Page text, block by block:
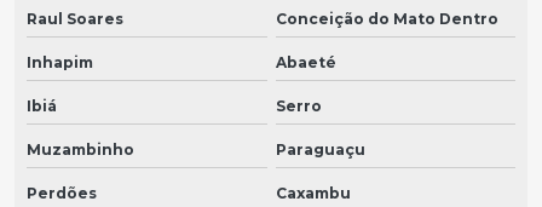
Raul Soares Conceição do Mato Dentro
Inhapim Abaeté
Ibiá Serro
Muzambinho Paraguaçu
Perdões Caxambu